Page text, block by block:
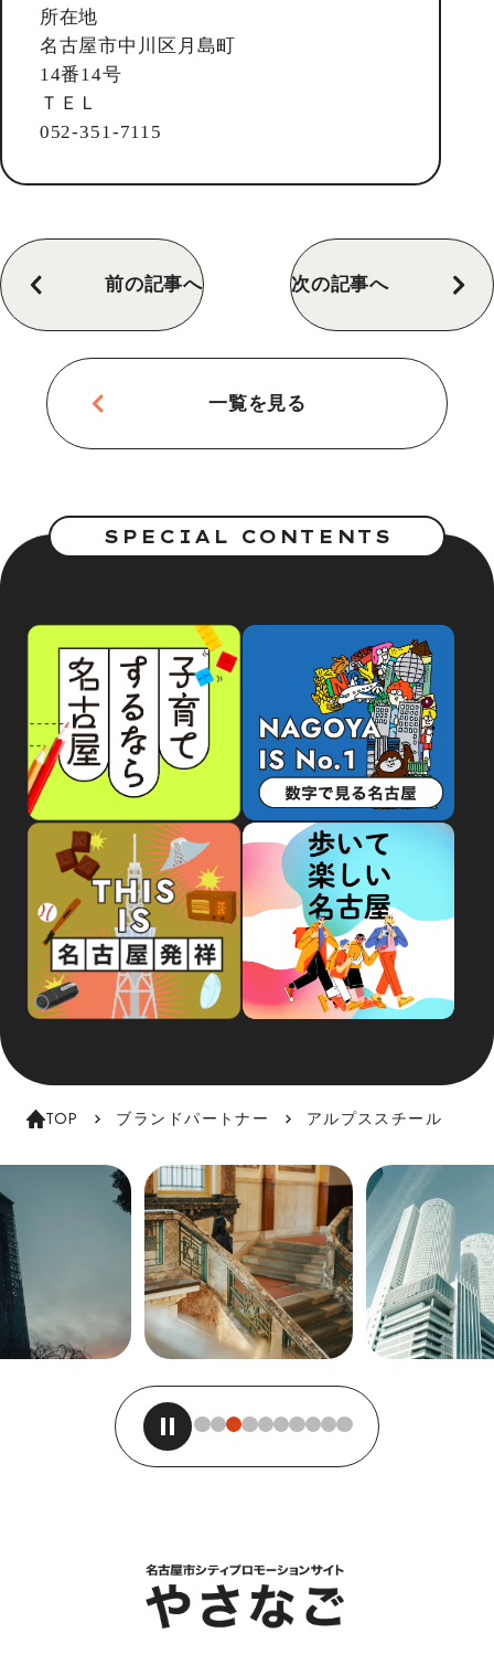
所在地
名古屋市中川区月島町
14番14号
ＴＥＬ
052-351-7115
前の記事へ 次の記事へ
一覧を見る
SPECIAL CONTENTS
TOP ブランドパートナー アルプススチール